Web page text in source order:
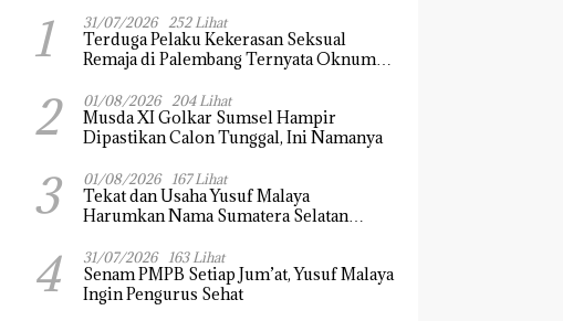
1 31/07/2026 252 Lihat
Terduga Pelaku Kekerasan Seksual
Remaja di Palembang Ternyata Oknum
2 01/08/2026 204 Lihat
Musda XI Golkar Sumsel Hampir
Dipastikan Calon Tunggal, Ini Namanya
3 01/08/2026 167 Lihat
Tekat dan Usaha Yusuf Malaya
Harumkan Nama Sumatera Selatan
4 31/07/2026 163 Lihat
Senam PMPB Setiap Jum’at, Yusuf Malaya
Ingin Pengurus Sehat